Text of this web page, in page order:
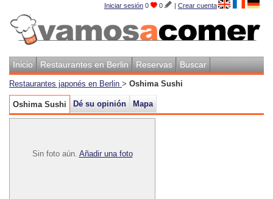
Iniciar sesión 0 0 | Crear cuenta
Inicio Restaurantes en Berlin Reservas Buscar
Restaurantes japonés en Berlin > Oshima Sushi
Oshima Sushi Dé su opinión Mapa
Sin foto aún. Añadir una foto